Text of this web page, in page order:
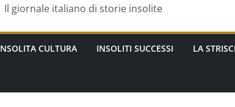
Il giornale italiano di storie insolite
CULTURA INSOLITI SUCCESSI LA